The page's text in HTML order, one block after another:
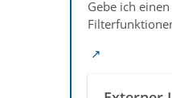
Gebe ich